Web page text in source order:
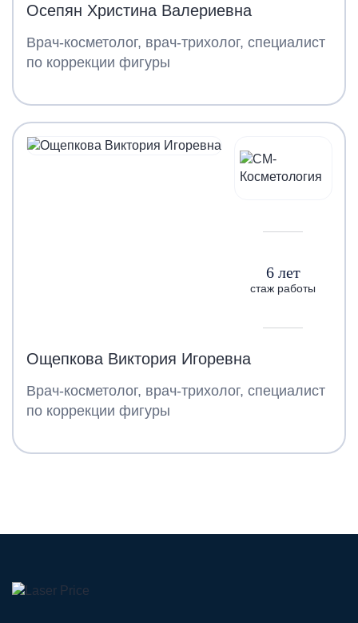
Осепян Христина Валериевна
Врач-косметолог, врач-трихолог, специалист
по коррекции фигуры
6 лет
стаж работы
Ощепкова Виктория Игоревна
Врач-косметолог, врач-трихолог, специалист
по коррекции фигуры